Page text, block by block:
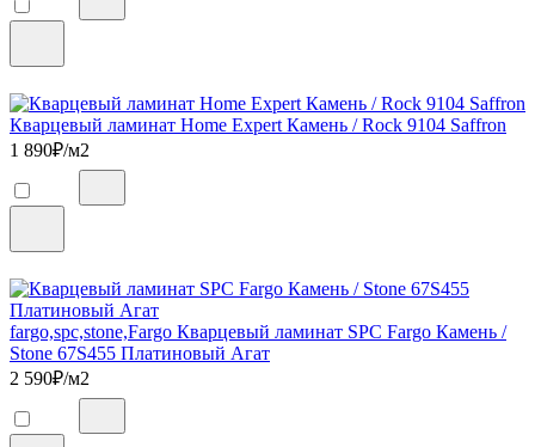
Кварцевый ламинат Home Expert Камень / Rock 9104 Saffron
1 890₽/м2
fargo,spc,stone,Fargo Кварцевый ламинат SPC Fargo Камень /
Stone 67S455 Платиновый Агат
2 590₽/м2